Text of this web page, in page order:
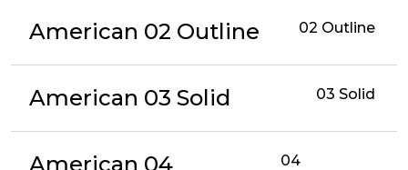
American 02 Outline 02 Outline
American 03 Solid 03 Solid
American 04
04